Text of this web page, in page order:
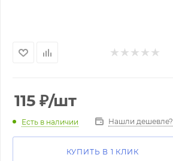
115 ₽/шт
Есть в наличии Нашли дешевле?
КУПИТЬ В 1 КЛИК